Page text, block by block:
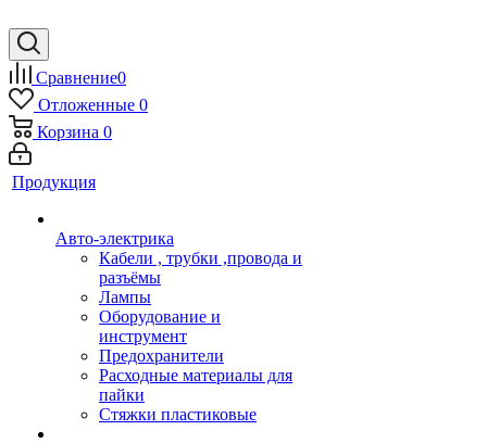
Сравнение0
Отложенные 0
Корзина 0
Продукция
Авто-электрика
Кабели , трубки ,провода и
разъёмы
Лампы
Оборудование и
инструмент
Предохранители
Расходные материалы для
пайки
Стяжки пластиковые